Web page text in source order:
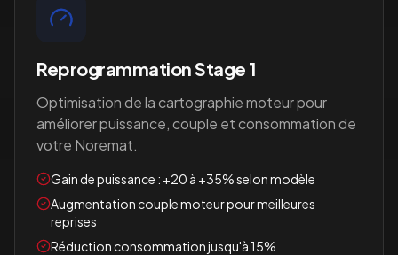
Reprogrammation Stage 1
Optimisation de la cartographie moteur pour
améliorer puissance, couple et consommation de
votre Noremat.
Gain de puissance : +20 à +35% selon modèle
Augmentation couple moteur pour meilleures
reprises
Réduction consommation jusqu'à 15%